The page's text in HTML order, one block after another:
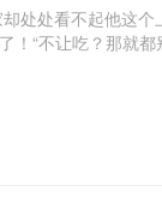
处处看不起他这个
！“不让吃？那就都